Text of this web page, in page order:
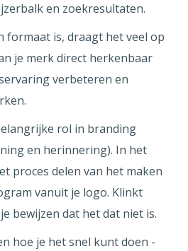
en zoekresultaten.
formaat is, draagt het veel op
je merk direct herkenbaar
verbeteren en
rol in branding
en herinnering). In het
proces delen van het maken
vanuit je logo. Klinkt
bewijzen dat het dat niet is.
hoe je het snel kunt doen -